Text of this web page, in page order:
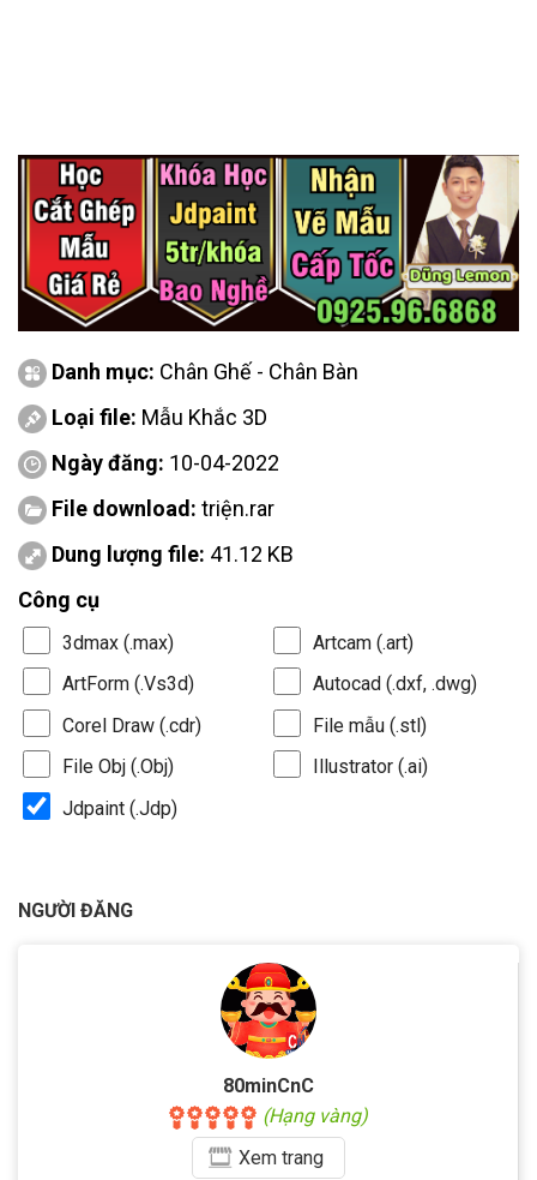
Danh mục: Chân Ghế - Chân Bàn
Loại file: Mẫu Khắc 3D
Ngày đăng: 10-04-2022
File download: triện.rar
Dung lượng file: 41.12 KB
Công cụ
3dmax (.max)
Artcam (.art)
ArtForm (.Vs3d)
Autocad (.dxf, .dwg)
Corel Draw (.cdr)
File mẫu (.stl)
File Obj (.Obj)
Illustrator (.ai)
Jdpaint (.Jdp)
NGƯỜI ĐĂNG
80minCnC
(Hạng vàng)
Xemtrang